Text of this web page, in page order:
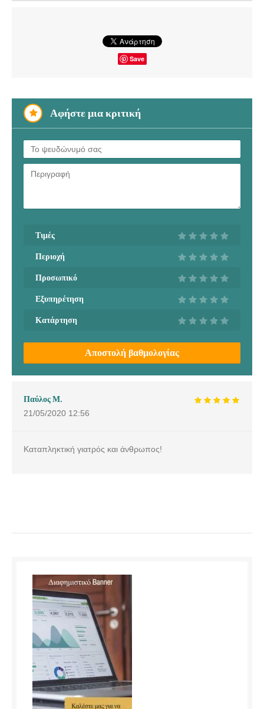
Save
Αφήστε μια κριτική
Τιμές
Περιοχή
Προσωπικό
Εξυπηρέτηση
Κατάρτηση
Αποστολή βαθμολογίας
Παύλος Μ.
21/05/2020 12:56
Καταπληκτική γιατρός και άνθρωπος!